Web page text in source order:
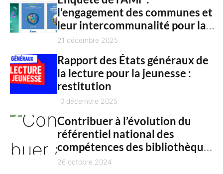
c
h
l’engagement des communes et
leur intercommunalité pour la
culture en 2025
21 décembre 2025
Rapport des États généraux de
la lecture pour la jeunesse :
restitution
10 décembre 2025
Contribuer à l’évolution du
référentiel national des
compétences des bibliothèques
territoriales
26 octobre 2024